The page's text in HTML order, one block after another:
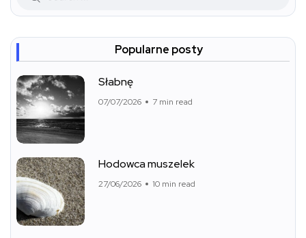
Popularne posty
Słabnę
07/07/2026 7 min read
Hodowca muszelek
27/06/2026 10 min read